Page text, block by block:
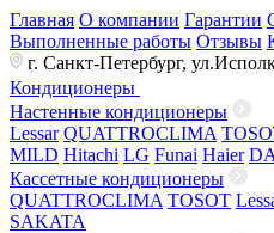
Главная О компании Гарантии
Выполненные работы Отзывы
г. Санкт-Петербург,
Кондиционеры
Настенные кондиционеры
Lessar QUATTROCLIMA
MILD Hitachi LG Funai Haier
Кассетные кондиционеры
QUATTROCLIMA TOSOT
SAKATA